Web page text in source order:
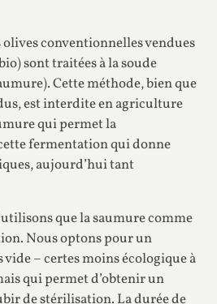
conventionnelles vendues
sont traitées à la soude
Cette méthode, bien que
est interdite en agriculture
qui permet la
fermentation qui donne
aujourd’hui tant
que la saumure comme
Nous optons pour un
– certes moins écologique à
qui permet d’obtenir un
de stérilisation. La durée de